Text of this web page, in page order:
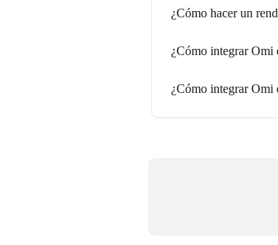
¿Cómo hacer un
¿Cómo integrar Omi
¿Cómo integrar Omi